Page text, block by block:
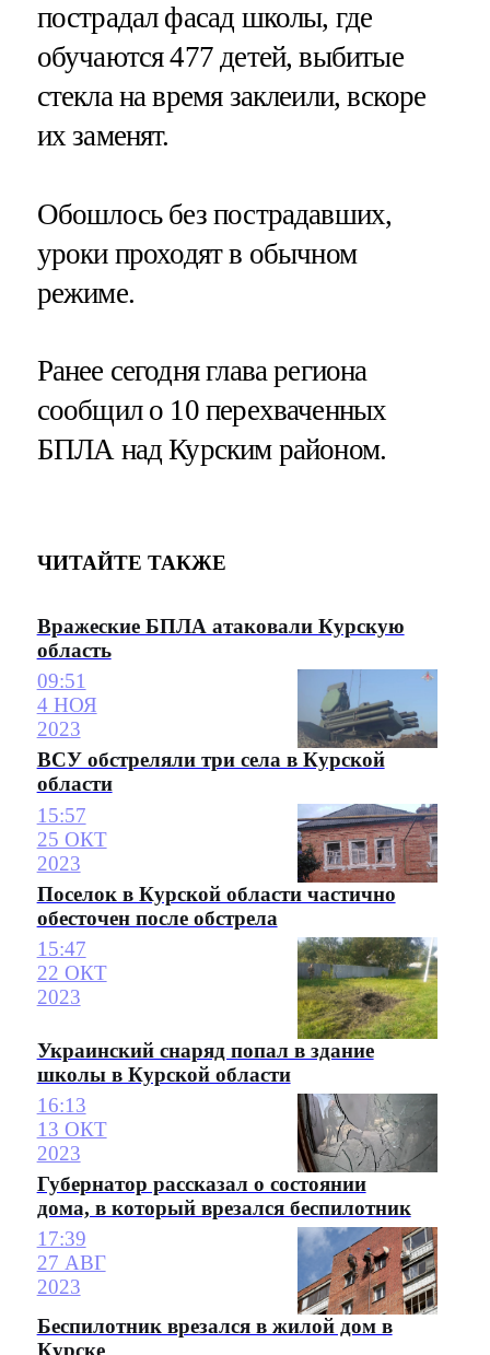
пострадал фасад школы, где
обучаются 477 детей, выбитые
стекла на время заклеили, вскоре
их заменят.
Обошлось без пострадавших,
уроки проходят в обычном
режиме.
Ранее сегодня глава региона
сообщил о 10 перехваченных
БПЛА над Курским районом.
ЧИТАЙТЕ ТАКЖЕ
Вражеские БПЛА атаковали Курскую
область
09:51
4 НОЯ
2023
ВСУ обстреляли три села в Курской
области
15:57
25 ОКТ
2023
Поселок в Курской области частично
обесточен после обстрела
15:47
22 ОКТ
2023
Украинский снаряд попал в здание
школы в Курской области
16:13
13 ОКТ
2023
Губернатор рассказал о состоянии
дома, в который врезался беспилотник
17:39
27 АВГ
2023
Беспилотник врезался в жилой дом в
Курске